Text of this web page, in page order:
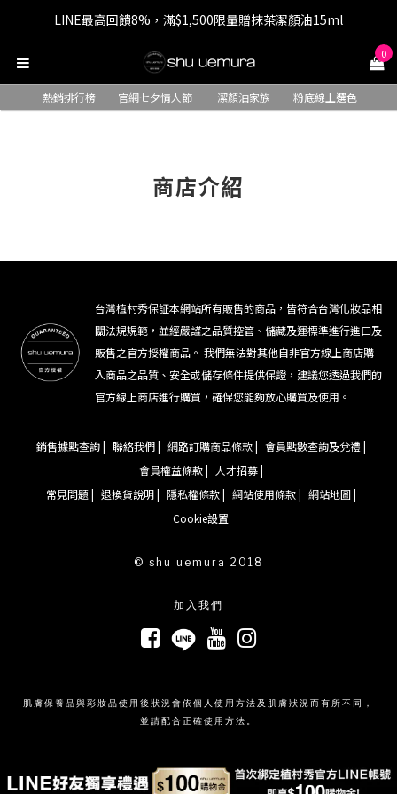
七夕情人節 全站9折，下單享免運+贈$200回購金
LINE最高回饋8%，滿$1,500限量贈抹茶潔顏油15ml
七夕情人節 全站9折，下單享免運+贈$200回購金 0
熱銷排行榜 官網七夕情人節 潔顏油家族 粉底線上選色
商店介紹
台灣植村秀保証本網站所有販售的商品，皆符合台灣化妝品相
關法規規範，並經嚴謹之品質控管、儲藏及運標準進行進口及
販售之官方授權商品。 我們無法對其他自非官方線上商店購
入商品之品質、安全或儲存條件提供保證，建議您透過我們的
官方線上商店進行購買，確保您能夠放心購買及使用。
銷售據點查詢 | 聯絡我們 | 網路訂購商品條款 | 會員點數查詢及兌禮 |
會員權益條款 |
人才招募 |
常見問題 | 退換貨說明 | 隱私權條款 | 網站使用條款 | 網站地圖 |
Cookie設置
© shu uemura 2018
加入我們
肌膚保養品與彩妝品使用後狀況會依個人使用方法及肌膚狀況而有所不同，
並請配合正確使用方法。